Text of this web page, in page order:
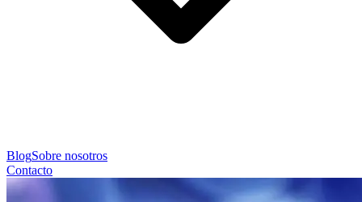
BlogSobre nosotros
Contacto